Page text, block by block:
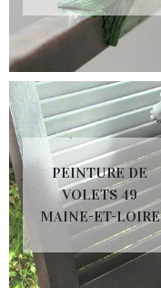
PEINTURE DE
VOLETS 49
MAINE-ET-LOIRE